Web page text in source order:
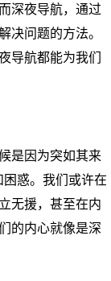
深夜导航，通过
决问题的方法。
导航都能为我们
是因为突如其来
惑。我们或许在
无援，甚至在内
的内心就像是深